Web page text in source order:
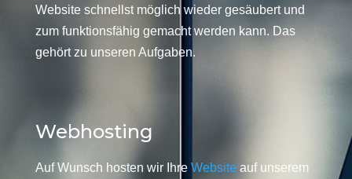
Website schnellst möglich wieder gesäubert und
zum funktionsfähig gemacht werden kann. Das
gehört zu unseren Aufgaben.
Webhosting
Auf Wunsch hosten wir Ihre Website auf unserem